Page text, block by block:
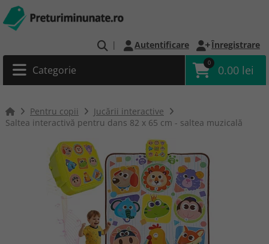
| Autentificare Înregistrare
Categorie
0
0.00 lei
Pentru copii
Jucării interactive
Saltea interactivă pentru dans 82 x 65 cm - saltea muzicală